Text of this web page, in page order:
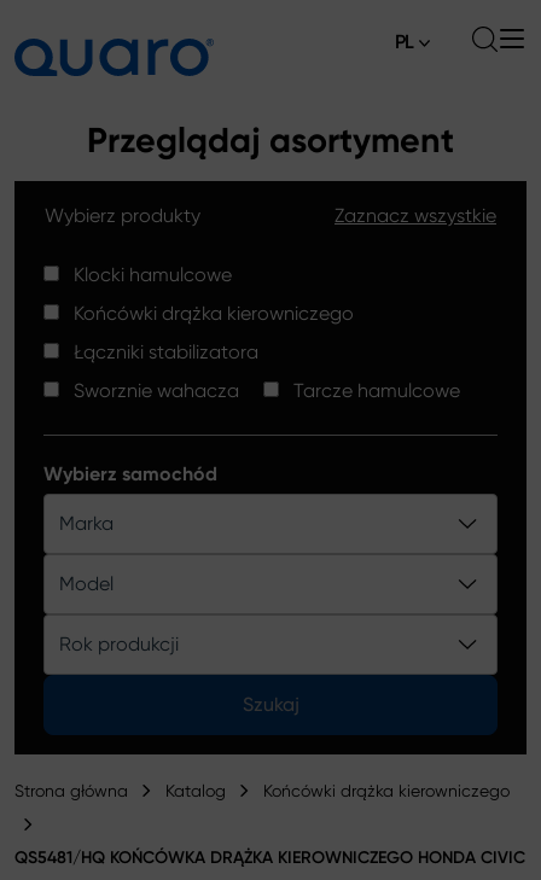
Klocki hamulcowe
Tarcze hamulcowe High Carbon
Końcówki drążków kierowniczych
Klocki hamulcowe Silver Ceramic
Katalog
Aktualności
Gdzie kupić
Kontakt
PL
Przeglądaj asortyment
Wybierz produkty Zaznacz wszystkie
Klocki hamulcowe
Końcówki drążka kierowniczego
Łączniki stabilizatora
Sworznie wahacza
Tarcze hamulcowe
Wybierz samochód
Marka
Model
Rok produkcji
Szukaj
Strona główna Katalog Końcówki drążka kierowniczego
QS5481/HQ KOŃCÓWKA DRĄŻKA KIEROWNICZEGO HONDA CIVIC